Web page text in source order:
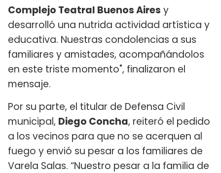
Complejo Teatral Buenos Aires y
desarrolló una nutrida actividad artística y
educativa. Nuestras condolencias a sus
familiares y amistades, acompañándolos
en este triste momento", finalizaron el
mensaje.
Por su parte, el titular de Defensa Civil
municipal, Diego Concha, reiteró el pedido
a los vecinos para que no se acerquen al
fuego y envió su pesar a los familiares de
Varela Salas. “Nuestro pesar a la familia de